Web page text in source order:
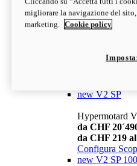
da CHF
Configura
newV2
da CHF
new V2 SP
Hypermotard
da CHF
da CHF 219
Configura
new V2 SP 100
migliorare la navigazione del
marketing.
Cookie policy